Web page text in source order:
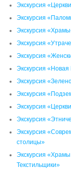
Экскурсия
Экскурсия
Экскурсия
Экскурсия
Экскурсия
Экскурсия
Экскурсия
Экскурсия
Экскурсия
Экскурсия
Экскурсия
столицы»
Экскурсия
Текстильщики»